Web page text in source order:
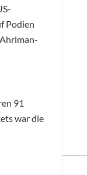
Podien
91
war die